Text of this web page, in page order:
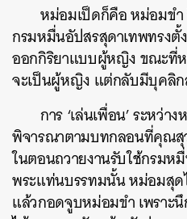
หม่อมเป็ดก็คือ หม่อมข
กรมหมื่นอัปสรสุดาเทพทรงตั้
ออกกิริยาแบบผู้หญิง ขณะที่
จะเป็นผู้หญิง แต่กลับมีบุคลิ
การ ‘เล่นเพื่อน’ ระหว่
พิจารณาตามบทกลอนที่คุณสุ
ในตอนถวายงานรับใช้กรมห
พระแท่นบรรทมนั้น หม่อมสุด
แล้วกอดจูบหม่อมขำ เพราะ